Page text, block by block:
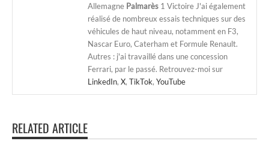
Allemagne Palmarès 1 Victoire J'ai également
réalisé de nombreux essais techniques sur des
véhicules de haut niveau, notamment en F3,
Nascar Euro, Caterham et Formule Renault.
Autres : j'ai travaillé dans une concession
Ferrari, par le passé. Retrouvez-moi sur
LinkedIn, X, TikTok, YouTube
RELATED ARTICLE